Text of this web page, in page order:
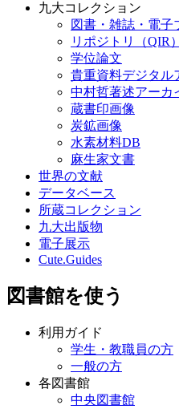
九大コレクション
図書・雑誌・電子
リポジトリ（QIR）
学位論文
貴重資料デジタル
中村哲著述アーカ
蔵書印画像
炭鉱画像
水素材料DB
麻生家文書
世界の文献
データベース
所蔵コレクション
九大出版物
電子展示
Cute.Guides
図書館を使う
利用ガイド
学生・教職員の方
一般の方
各図書館
中央図書館